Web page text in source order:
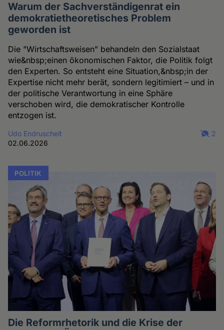
Warum der Sachverständigenrat ein
demokratietheoretisches Problem
geworden ist
Die "Wirtschaftsweisen" behandeln den Sozialstaat
wie&nbsp;einen ökonomischen Faktor, die Politik folgt
den Experten. So entsteht eine Situation,&nbsp;in der
Expertise nicht mehr berät, sondern legitimiert – und in
der politische Verantwortung in eine Sphäre
verschoben wird, die demokratischer Kontrolle
entzogen ist.
Udo Endruscheit
02.06.2026
2
POLITIK
Die Reformrhetorik und die Krise der